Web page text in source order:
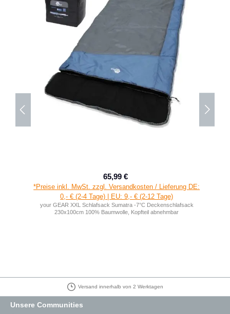
Verkaufspreis:
65,99 €
*Preise inkl. MwSt. zzgl. Versandkosten / Lieferung DE:
0,- € (2-4 Tage) | EU: 9,- € (2-12 Tage)
your GEAR XXL Schlafsack Sumatra -7°C Deckenschlafsack
230x100cm 100% Baumwolle, Kopfteil abnehmbar
Versand innerhalb von 2 Werktagen
Unsere Communities